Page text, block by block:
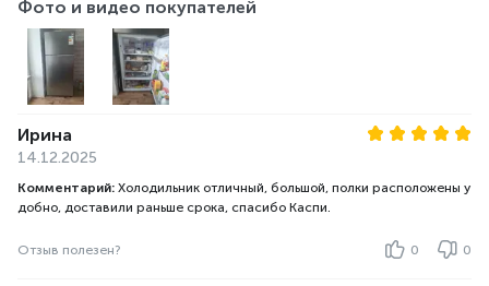
Фото и видео покупателей
Ирина
14.12.2025
Комментарий: Холодильник отличный, большой, полки расположены у
добно, доставили раньше срока, спасибо Каспи.
Отзыв полезен? 0 0